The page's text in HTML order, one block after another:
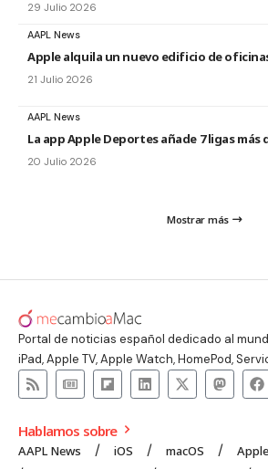
29 Julio 2026
AAPL News
Apple alquila un nuevo edificio de
21 Julio 2026
AAPL News
La app Apple Deportes añade 7 ligas más
20 Julio 2026
Mostrar más
Portal de noticias español dedicado al
iPad, Apple TV, Apple Watch, HomePod,
Hablamos sobre
AAPL News iOS macOS